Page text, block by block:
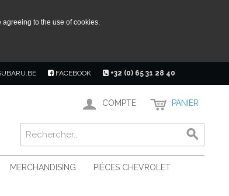
to the use of cookies.
FACEBOOK +32 (0) 65 31 28 40
COMPTE PANIER
MERCHANDISING
PIÈCES CHEVROLET